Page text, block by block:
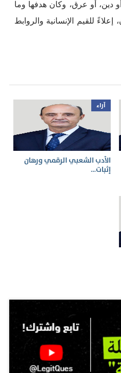
دين، أو عرق، وكان هدفها وما
للقيم الإنسانية والروابط
آراء
الأدب الشعبي الرقمي ورهان
إثبات…